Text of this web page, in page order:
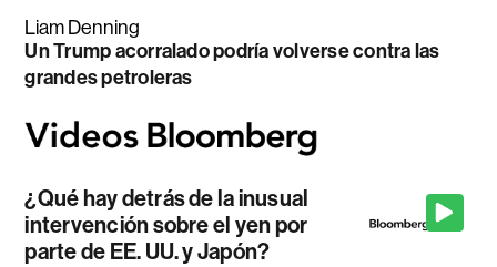
Liam Denning
Un Trump acorralado podría volverse contra las
grandes petroleras
¿Qué hay detrás de la inusual
intervención sobre el yen por
parte de EE. UU. y Japón?